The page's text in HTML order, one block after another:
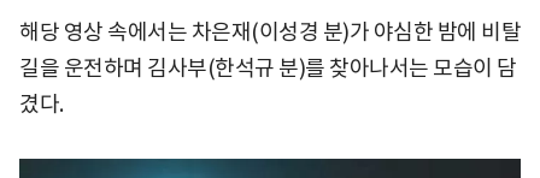
해당 영상 속에서는 차은재(이성경 분)가 야심한 밤에 비탈
길을 운전하며 김사부(한석규 분)를 찾아나서는 모습이 담
겼다.